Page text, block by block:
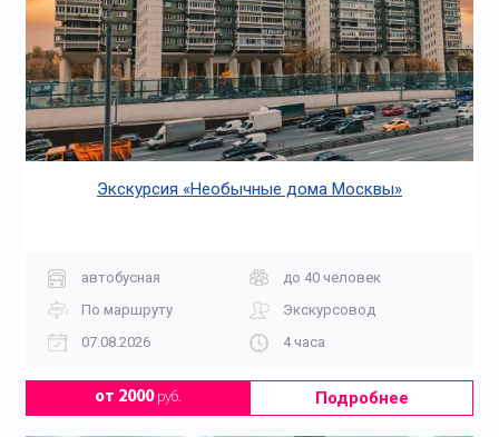
Экскурсия «Необычные дома Москвы»
автобусная
до 40 человек
По маршруту
Экскурсовод
07.08.2026
4 часа
от 2000руб. Подробнее